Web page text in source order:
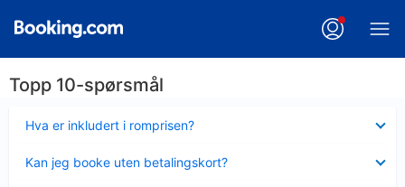
Topp 10-spørsmål
Hva er inkludert i romprisen?
mindre
Kan jeg booke uten betalingskort?
mindre